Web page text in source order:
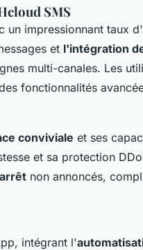
SMS
un impressionnant taux
et l'intégration
multi-canales. Les
fonctionnalités
conviviale et ses
et sa protection
non annoncés,
intégrant l'